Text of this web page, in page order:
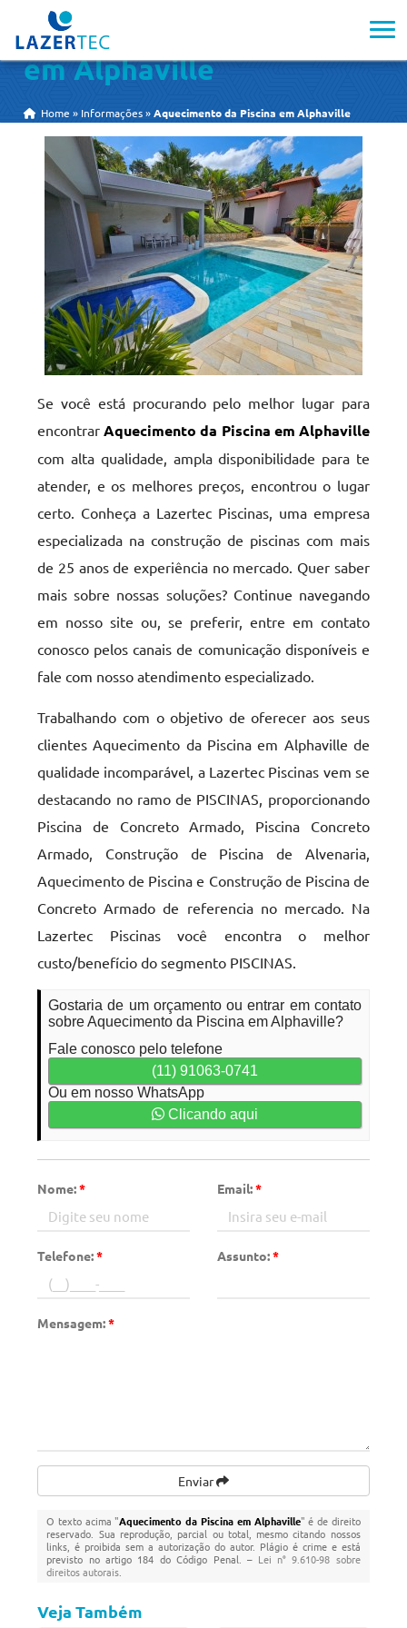
Aquecimento da Piscina
em Alphaville
Home » Informações »Aquecimento da Piscina em Alphaville
Se você está procurando pelo melhor lugar para
encontrarAquecimento da Piscina em Alphaville
com alta qualidade, ampla disponibilidade para te
atender, e os melhores preços, encontrou o lugar
certo. Conheça a Lazertec Piscinas, uma empresa
especializada na construção de piscinas com mais
de 25 anos de experiência no mercado. Quer saber
mais sobre nossas soluções? Continue navegando
em nosso site ou, se preferir, entre em contato
conosco pelos canais de comunicação disponíveis e
fale com nosso atendimento especializado.
Trabalhando com o objetivo de oferecer aos seus
clientes Aquecimento da Piscina em Alphaville de
qualidade incomparável, a Lazertec Piscinas vem se
destacando no ramo de PISCINAS, proporcionando
Piscina de Concreto Armado, Piscina Concreto
Armado, Construção de Piscina de Alvenaria,
Aquecimento de Piscina e Construção de Piscina de
Concreto Armado de referencia no mercado. Na
Lazertec Piscinas você encontra o melhor
custo/benefício do segmento PISCINAS.
Gostaria de um orçamento ou entrar em contato
sobre Aquecimento da Piscina em Alphaville?
Fale conosco pelo telefone
(11) 91063-0741
Ou em nosso WhatsApp
Clicando aqui
Nome:* Email:*
Telefone:* Assunto:*
Mensagem:*
Enviar
O texto acima "Aquecimento da Piscina em Alphaville" é de direito
reservado. Sua reprodução, parcial ou total, mesmo citando nossos
links, é proibida sem a autorização do autor. Plágio é crime e está
previsto no artigo 184 do Código Penal. – Lei n° 9.610-98 sobre
direitos autorais
Veja Também